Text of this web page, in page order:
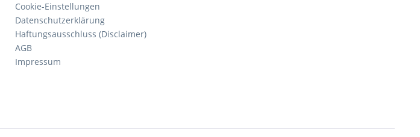
Cookie-Einstellungen
Datenschutzerklärung
Haftungsausschluss (Disclaimer)
AGB
Impressum